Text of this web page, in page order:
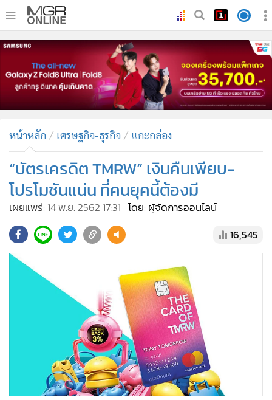
• หน้าหลัก
ทันเหตุการณ์
ภาคใต้
• ภูมิภาค
• บันเทิง
ผู้จัดการรายวัน
คอลัมนิสต์
• ละคร
• Cyber BIZ
• ผู้จัดกวน
Good health & Well-being
Green Innovation & SD
Management & HR
การเมือง
ท่องเที่ยว
หน้าหลัก เศรษฐกิจ-ธุรกิจ แกะกล่อง
“บัตรเครดิต TMRW” เงินคืนเพียบ-
โปรโมชันแน่น ที่คนยุคนี้ต้องมี
เผยแพร่: 14 พ.ย. 2562 17:31 โดย: ผู้จัดการออนไลน์
16,545